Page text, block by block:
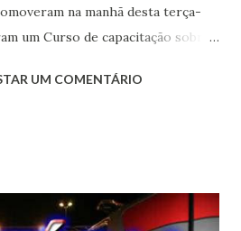
na manhã desta terça-
um Curso de capacitação sobre
que atuam no município
Antônio Antunes da
UM COMENTÁRIO